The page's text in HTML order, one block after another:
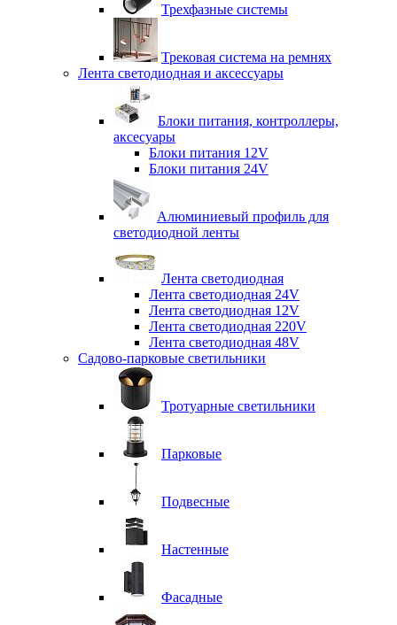
Трехфазные системы
Трековая система на ремнях
Лента светодиодная и аксессуары
Блоки питания, контроллеры,
аксесуары
Блоки питания 12V
Блоки питания 24V
Алюминиевый профиль для
светодиодной ленты
Лента светодиодная
Лента светодиодная 24V
Лента светодиодная 12V
Лента светодиодная 220V
Лента светодиодная 48V
Садово-парковые светильники
Тротуарные светильники
Парковые
Подвесные
Настенные
Фасадные